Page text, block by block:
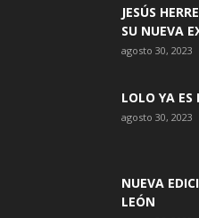
JESÚS
SU NUEVA
agosto 30, 2023
LOLO YA
agosto 30, 2023
NUEVA
LEÓN